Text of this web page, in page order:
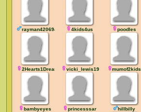
rayman42069420 4kids4us poodles
2Hearts1Dream vicki_lewis1952@ mumof2kids
bambyeyes princesssar hillbilly